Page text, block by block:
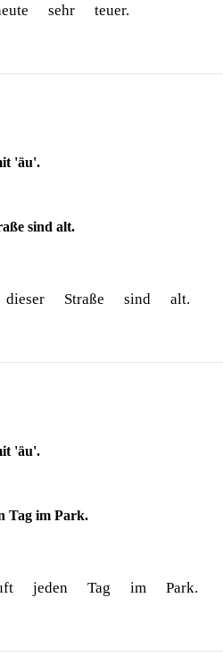
sehr teuer.
'äu'.
sind alt.
dieser Straße sind alt.
'äu'.
Tag im Park.
jeden Tag im Park.